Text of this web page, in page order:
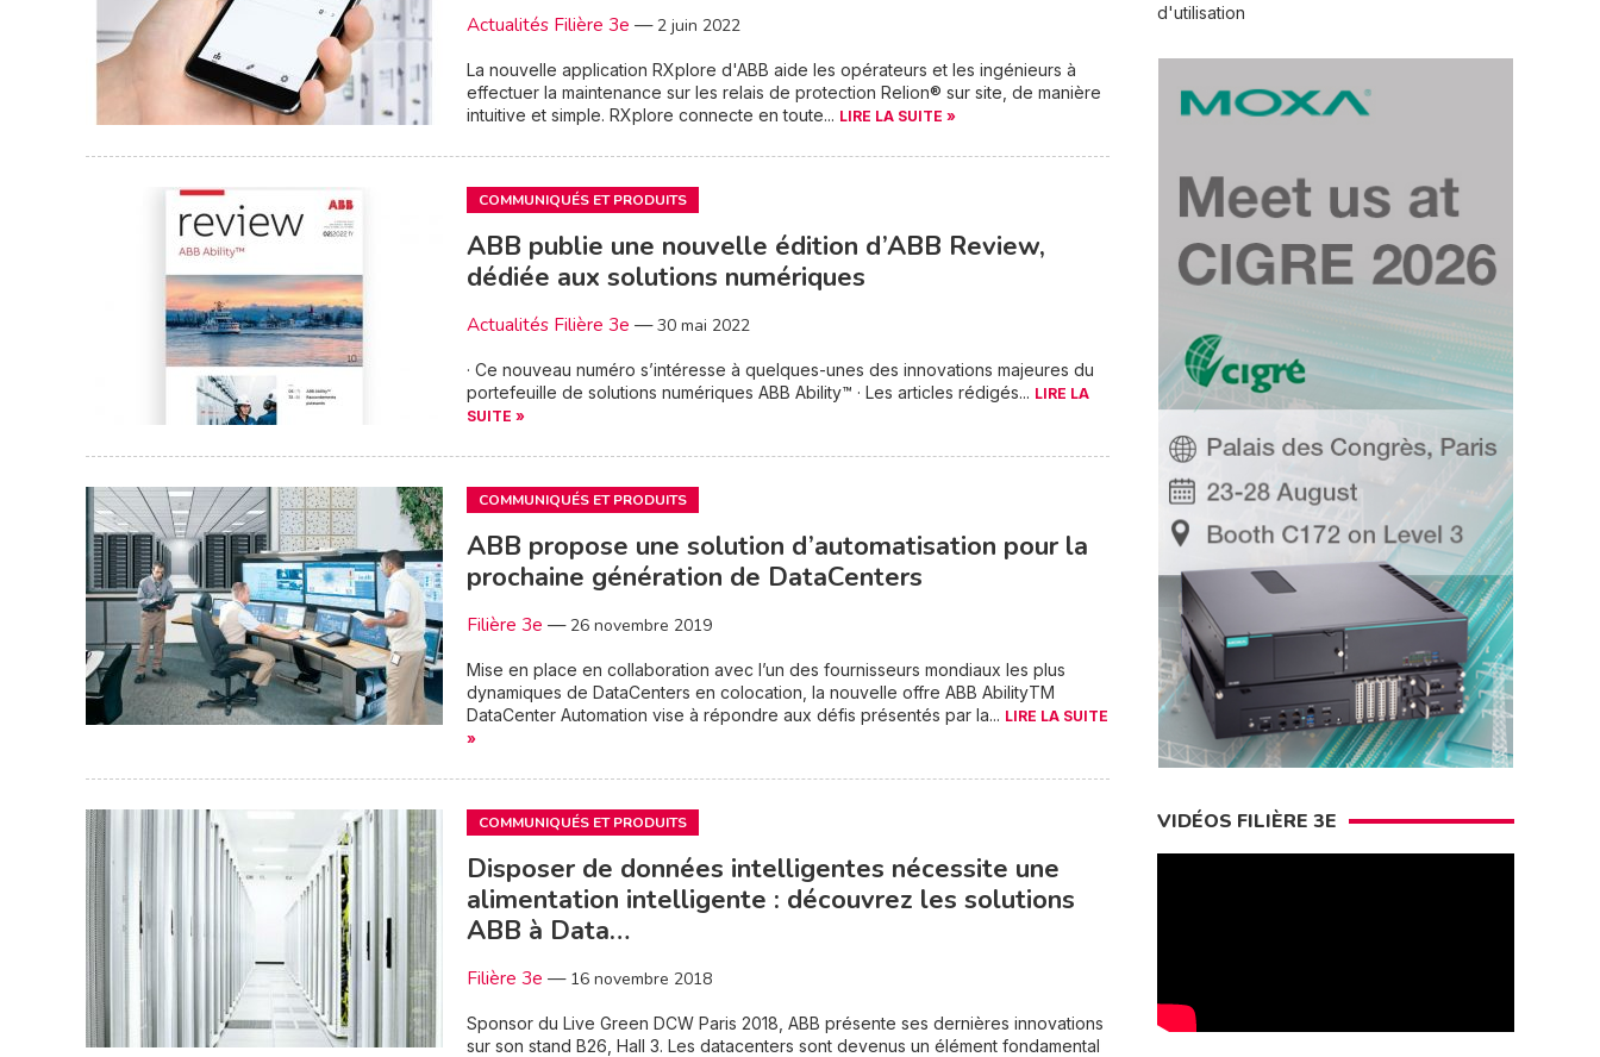
Actualités Filière 3e — 2 juin 2022
La nouvelle application RXplore d'ABB aide les opérateurs et les ingénieurs à
effectuer la maintenance sur les relais de protection Relion® sur site, de manière
intuitive et simple. RXplore connecte en toute... LIRE LA SUITE »
COMMUNIQUÉS ET PRODUITS
ABB publie une nouvelle édition d’ABB Review,
dédiée aux solutions numériques
Actualités Filière 3e —30 mai 2022
· Ce nouveau numéro s’intéresse à quelques-unes des innovations majeures du
portefeuille de solutions numériques ABB Ability™ · Les articles rédigés... LIRE LA
SUITE »
COMMUNIQUÉS ET PRODUITS
ABB propose une solution d’automatisation pour la
prochaine génération de DataCenters
Filière 3e — 26 novembre 2019
Mise en place en collaboration avec l’un des fournisseurs mondiaux les plus
dynamiques de DataCenters en colocation, la nouvelle offre ABB AbilityTM
DataCenter Automation vise à répondre aux défis présentés par la... LIRE LA SUITE
»
COMMUNIQUÉS ET PRODUITS
Disposer de données intelligentes nécessite une
alimentation intelligente : découvrez les solutions
ABB à Data…
Filière 3e — 16 novembre 2018
Sponsor du Live Green DCW Paris 2018, ABB présente ses dernières innovations
sur son stand B26, Hall 3. Les datacenters sont devenus un élément fondamental
d'utilisation
VIDÉOS FILIÈRE 3E